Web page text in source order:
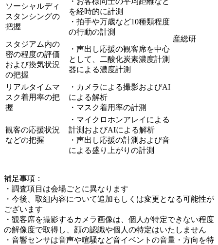
産総研
ソーシャルディ
スタンシングの
把握
を経時的に計測
・拍手や万歳など10種類程度
の行動の計測
スタジアム内の
密の程度の評価
および換気状況
の把握
・声出し応援の観客席を中心
として、二酸化炭素濃度計測
器による濃度計測
リアルタイムマ
スク着用率の把
握
・カメラによる撮影およびAI
による解析
・マスク着用率の計測
観客の応援状況
などの把握
・マイクロホンアレイによる
計測およびAIによる解析
・声出し応援の計測および音
による盛り上がりの計測
補足事項：
・調査項目は会場ごとに異なります
・今後、取組内容について追加もしくは変更となる可能性が
ございます
・観客席を撮影するカメラ画像は、個人が特定できない程度
の解像度で取得し、顔の認識や個人の特定はいたしません
・音響センサは音声や喧騒など音イベントの音量・方向を特